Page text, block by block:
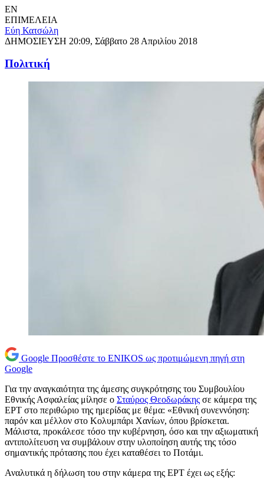
EN
ΕΠΙΜΕΛΕΙΑ
Εύη Κατσώλη
ΔΗΜΟΣΙΕΥΣΗ 20:09, Σάββατο 28 Απριλίου 2018
Πολιτική
Google Προσθέστε το ENIKOS ως προτιμώμενη πηγή στη
Google
Για την αναγκαιότητα της άμεσης συγκρότησης του Συμβουλίου
Εθνικής Ασφαλείας μίλησε ο Σταύρος Θεοδωράκης σε κάμερα της
ΕΡΤ στο περιθώριο της ημερίδας με θέμα: «Εθνική συνεννόηση:
παρόν και μέλλον στο Κολυμπάρι Χανίων, όπου βρίσκεται.
Μάλιστα, προκάλεσε τόσο την κυβέρνηση, όσο και την αξιωματική
αντιπολίτευση να συμβάλουν στην υλοποίηση αυτής της τόσο
σημαντικής πρότασης που έχει καταθέσει το Ποτάμι.
Αναλυτικά η δήλωση του στην κάμερα της ΕΡΤ έχει ως εξής: